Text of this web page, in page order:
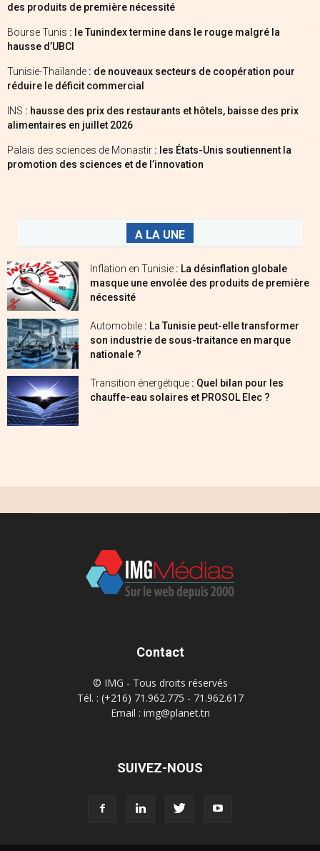
des produits de première nécessité
Bourse Tunis : le Tunindex termine dans le rouge malgré la
hausse d’UBCI
Tunisie-Thaïlande : de nouveaux secteurs de coopération pour
réduire le déficit commercial
INS : hausse des prix des restaurants et hôtels, baisse des prix
alimentaires en juillet 2026
Palais des sciences de Monastir : les États-Unis soutiennent la
promotion des sciences et de l’innovation
A LA UNE
Inflation en Tunisie : La désinflation globale
masque une envolée des produits de première
nécessité
Automobile : La Tunisie peut-elle transformer
son industrie de sous-traitance en marque
nationale ?
Transition énergétique : Quel bilan pour les
chauffe-eau solaires et PROSOL Elec ?
Contact
© IMG - Tous droits réservés
Tél. : (+216) 71.962.775 - 71.962.617
Email : img@planet.tn
SUIVEZ-NOUS